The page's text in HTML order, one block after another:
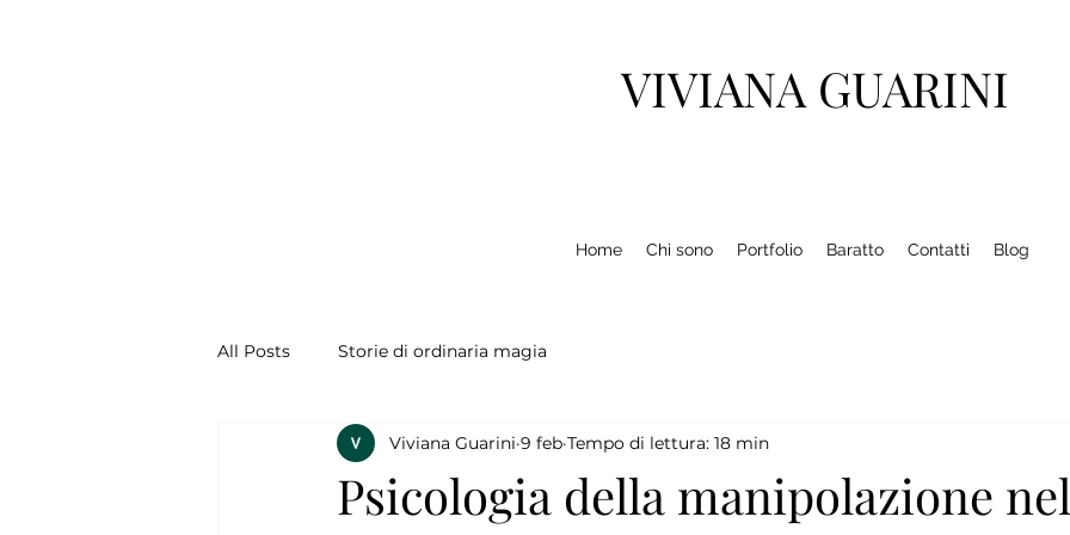
VIVIANA GUARINI
Home Chi sono Portfolio Baratto Contatti Blog
All Posts Storie di ordinaria magia
Psicologia della manipolazione nel
Viviana Guarini 9 feb Tempo di lettura: 18 min